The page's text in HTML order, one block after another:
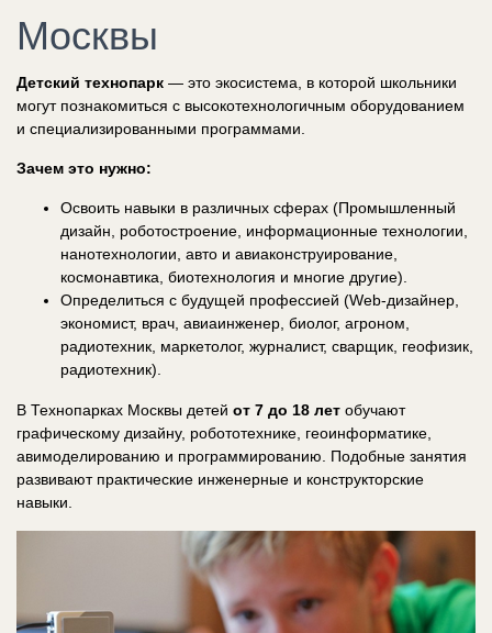
Москвы
Детский технопарк — это экосистема, в которой школьники
могут познакомиться с высокотехнологичным оборудованием
и специализированными программами.
Зачем это нужно:
Освоить навыки в различных сферах (Промышленный
дизайн, роботостроение, информационные технологии,
нанотехнологии, авто и авиаконструирование,
космонавтика, биотехнология и многие другие).
Определиться с будущей профессией (Web-дизайнер,
экономист, врач, авиаинженер, биолог, агроном,
радиотехник, маркетолог, журналист, сварщик, геофизик,
радиотехник).
В Технопарках Москвы детей от 7 до 18 лет обучают
графическому дизайну, робототехнике, геоинформатике,
авимоделированию и программированию. Подобные занятия
развивают практические инженерные и конструкторские
навыки.